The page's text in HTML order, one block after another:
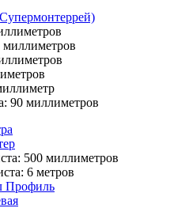
миллиметров
90 миллиметров
500 миллиметров
6 метров
Профиль